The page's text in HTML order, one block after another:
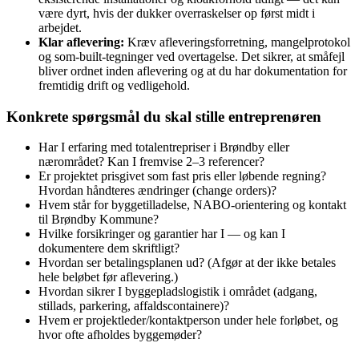
være dyrt, hvis der dukker overraskelser op først midt i
arbejdet.
Klar aflevering: Kræv afleveringsforretning, mangelprotokol
og som‑built‑tegninger ved overtagelse. Det sikrer, at småfejl
bliver ordnet inden aflevering og at du har dokumentation for
fremtidig drift og vedligehold.
Konkrete spørgsmål du skal stille entreprenøren
Har I erfaring med totalentrepriser i Brøndby eller
nærområdet? Kan I fremvise 2–3 referencer?
Er projektet prisgivet som fast pris eller løbende regning?
Hvordan håndteres ændringer (change orders)?
Hvem står for byggetilladelse, NABO‑orientering og kontakt
til Brøndby Kommune?
Hvilke forsikringer og garantier har I — og kan I
dokumentere dem skriftligt?
Hvordan ser betalingsplanen ud? (Afgør at der ikke betales
hele beløbet før aflevering.)
Hvordan sikrer I byggepladslogistik i området (adgang,
stillads, parkering, affaldscontainere)?
Hvem er projektleder/kontaktperson under hele forløbet, og
hvor ofte afholdes byggemøder?